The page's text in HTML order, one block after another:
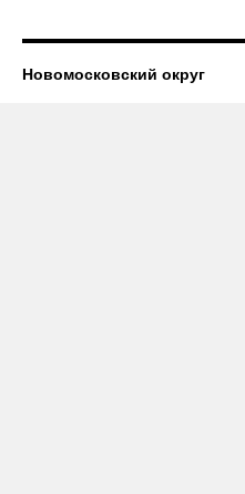
Новомосковский округ